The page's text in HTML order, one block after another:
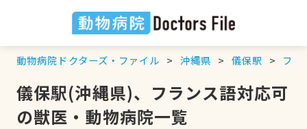
動物病院ドクターズ・ファイル 沖縄県 儀保駅 フラ
儀保駅(沖縄県)、フランス語対応可
の獣医・動物病院一覧